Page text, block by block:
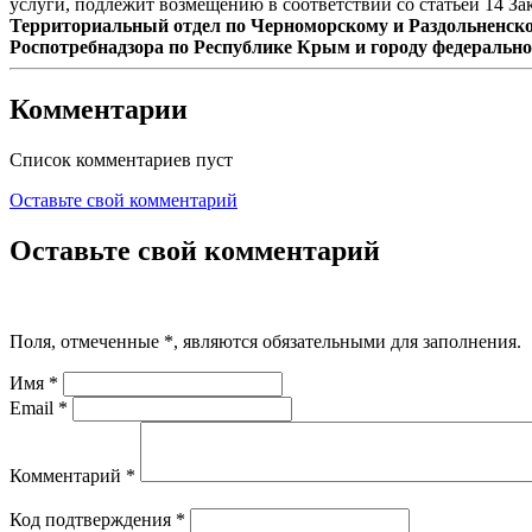
Территориальный отдел по Черноморскому и
Роспотребнадзора по Республике Крым и городу
Комментарии
Список комментариев пуст
Оставьте свой комментарий
Оставьте свой комментарий
Поля, отмеченные *, являются обязательными для заполнения.
Имя *
Email *
Комментарий *
Код подтверждения *